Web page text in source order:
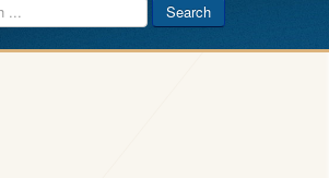
Search